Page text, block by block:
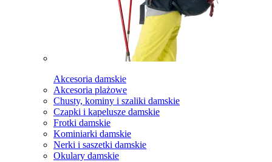
Akcesoria damskie
Akcesoria plażowe
Chusty, kominy i szaliki damskie
Czapki i kapelusze damskie
Frotki damskie
Kominiarki damskie
Nerki i saszetki damskie
Okulary damskie